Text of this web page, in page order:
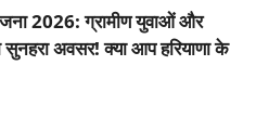
2026: ग्रामीण युवाओं और
अवसर! क्या आप हरियाणा के